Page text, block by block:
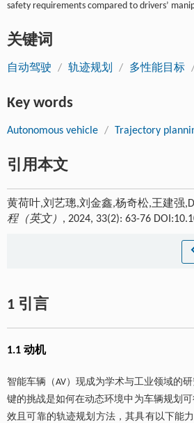
safety requirements compared to drivers’
关键词
自动驾驶 / 轨迹规划 / 多性能目标
Key words
Autonomous vehicle / Trajectory
引用本文
黄荷叶,刘艺璁,刘金鑫,杨奇松,王建强
程（英文） , 2024, 33(2): 63-76
1 引言
1.1 动机
智能车辆（AV）现成为学术与工业领域的
键的挑战是如何在动态环境中为车辆规划
效且可靠的轨迹规划方法，其具有以下能